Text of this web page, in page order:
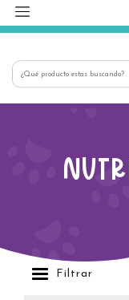
Filtrar